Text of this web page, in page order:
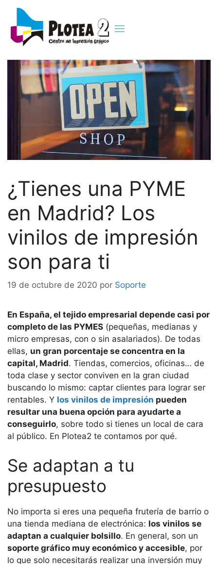
¿Tienes una PYME
en Madrid? Los
vinilos de impresión
son para ti
19 de octubre de 2020 por Soporte
En España, el tejido empresarial depende casi por
completo de las PYMES (pequeñas, medianas y
micro empresas, con o sin asalariados). De todas
ellas, un gran porcentaje se concentra en la
capital, Madrid. Tiendas, comercios, oficinas… de
toda clase y sector conviven en la gran ciudad
buscando lo mismo: captar clientes para lograr ser
rentables. Y los vinilos de impresión pueden
resultar una buena opción para ayudarte a
conseguirlo, sobre todo si tienes un local de cara
al público. En Plotea2 te contamos por qué.
Se adaptan a tu
presupuesto
No importa si eres una pequeña frutería de barrio o
una tienda mediana de electrónica: los vinilos se
adaptan a cualquier bolsillo. En general, son un
soporte gráfico muy económico y accesible, por
lo que solo necesitarás realizar una inversión muy